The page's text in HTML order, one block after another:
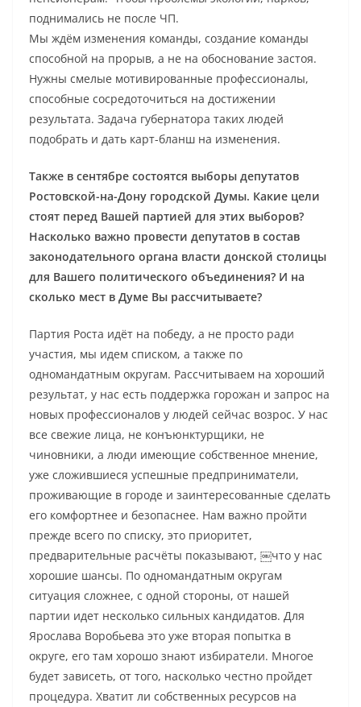
поднимались не после ЧП.
Мы ждём изменения команды, создание команды
способной на прорыв, а не на обоснование застоя.
Нужны смелые мотивированные профессионалы,
способные сосредоточиться на достижении
результата. Задача губернатора таких людей
подобрать и дать карт-бланш на изменения.
Также в сентябре состоятся выборы депутатов
Ростовской-на-Дону городской Думы. Какие цели
стоят перед Вашей партией для этих выборов?
Насколько важно провести депутатов в состав
законодательного органа власти донской столицы
для Вашего политического объединения? И на
сколько мест в Думе Вы рассчитываете?
Партия Роста идёт на победу, а не просто ради
участия, мы идем списком, а также по
одномандатным округам. Рассчитываем на хороший
результат, у нас есть поддержка горожан и запрос на
новых профессионалов у людей сейчас возрос. У нас
все свежие лица, не конъюнктурщики, не
чиновники, а люди имеющие собственное мнение,
уже сложившиеся успешные предприниматели,
проживающие в городе и заинтересованные сделать
его комфортнее и безопаснее. Нам важно пройти
прежде всего по списку, это приоритет,
предварительные расчёты показывают, ￼что у нас
хорошие шансы. По одномандатным округам
ситуация сложнее, с одной стороны, от нашей
партии идет несколько сильных кандидатов. Для
Ярослава Воробьева это уже вторая попытка в
округе, его там хорошо знают избиратели. Многое
будет зависеть, от того, насколько честно пройдет
процедура. Хватит ли собственных ресурсов на